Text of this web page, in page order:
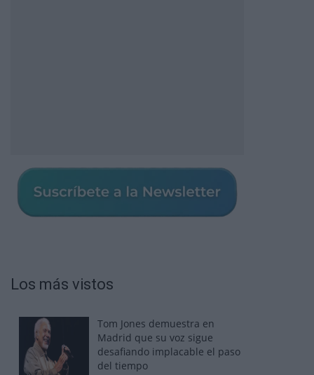
Los más vistos
Tom Jones demuestra en
Madrid que su voz sigue
desafiando implacable el paso
del tiempo